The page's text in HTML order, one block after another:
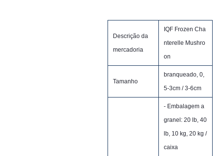
Descrição da
mercadoria
IQF Frozen Cha
nterelle Mushro
on
Tamanho
branqueado, 0,
5-3cm / 3-6cm
- Embalagem a
granel: 20 lb, 40
lb, 10 kg, 20 kg /
caixa